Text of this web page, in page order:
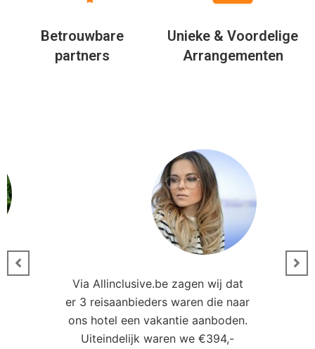
Betrouwbare
partners
Unieke & Voordelige
Arrangementen
Via Allinclusive.be zagen wij dat
er 3 reisaanbieders waren die naar
ons hotel een vakantie aanboden.
Uiteindelijk waren we €394,-